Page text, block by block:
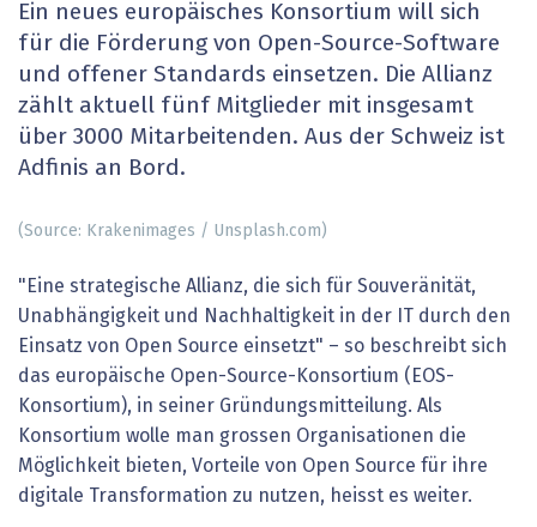
Ein neues europäisches Konsortium will sich
für die Förderung von Open-Source-Software
und offener Standards einsetzen. Die Allianz
zählt aktuell fünf Mitglieder mit insgesamt
über 3000 Mitarbeitenden. Aus der Schweiz ist
Adfinis an Bord.
(Source: Krakenimages / Unsplash.com)
"Eine strategische Allianz, die sich für Souveränität,
Unabhängigkeit und Nachhaltigkeit in der IT durch den
Einsatz von Open Source einsetzt" – so beschreibt sich
das europäische Open-Source-Konsortium (EOS-
Konsortium), in seiner Gründungsmitteilung. Als
Konsortium wolle man grossen Organisationen die
Möglichkeit bieten, Vorteile von Open Source für ihre
digitale Transformation zu nutzen, heisst es weiter.